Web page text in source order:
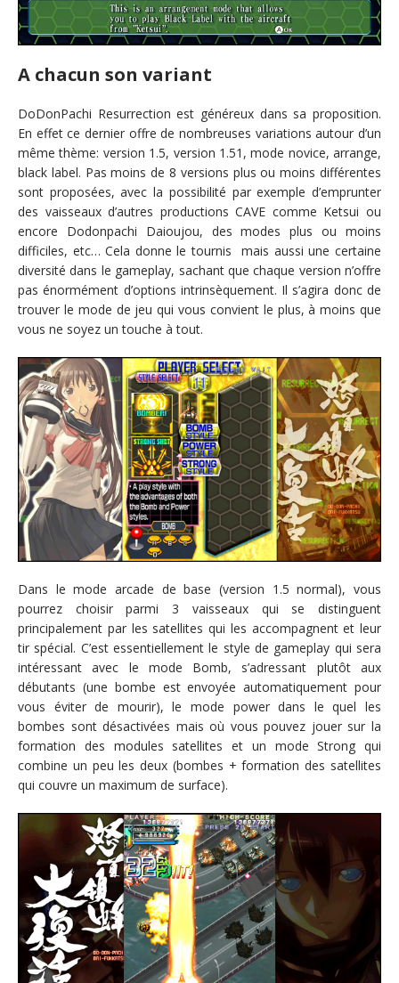
A chacun son variant
DoDonPachi Resurrection est généreux dans sa proposition.
En effet ce dernier offre de nombreuses variations autour d’un
même thème: version 1.5, version 1.51, mode novice, arrange,
black label. Pas moins de 8 versions plus ou moins différentes
sont proposées, avec la possibilité par exemple d’emprunter
des vaisseaux d’autres productions CAVE comme Ketsui ou
encore Dodonpachi Daioujou, des modes plus ou moins
difficiles, etc… Cela donne le tournis mais aussi une certaine
diversité dans le gameplay, sachant que chaque version n’offre
pas énormément d’options intrinsèquement. Il s’agira donc de
trouver le mode de jeu qui vous convient le plus, à moins que
vous ne soyez un touche à tout.
Dans le mode arcade de base (version 1.5 normal), vous
pourrez choisir parmi 3 vaisseaux qui se distinguent
principalement par les satellites qui les accompagnent et leur
tir spécial. C’est essentiellement le style de gameplay qui sera
intéressant avec le mode Bomb, s’adressant plutôt aux
débutants (une bombe est envoyée automatiquement pour
vous éviter de mourir), le mode power dans le quel les
bombes sont désactivées mais où vous pouvez jouer sur la
formation des modules satellites et un mode Strong qui
combine un peu les deux (bombes + formation des satellites
qui couvre un maximum de surface).